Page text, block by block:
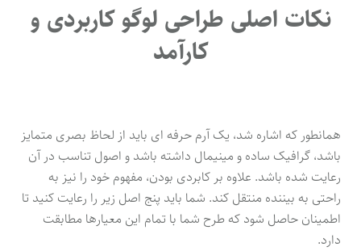
نکات اصلی طراحی لوگو کاربردی و
کارآمد
همانطور که اشاره شد، یک آرم حرفه ای باید از لحاظ بصری متمایز
باشد، گرافیک ساده و مینیمال داشته باشد و اصول تناسب در آن
رعایت شده باشد. علاوه بر کابردی بودن، مفهوم خود را نیز به
راحتی به بیننده منتقل کند. شما باید پنج اصل زیر را رعایت کنید تا
اطمینان حاصل شود که طرح شما با تمام این معیارها مطابقت
دارد.